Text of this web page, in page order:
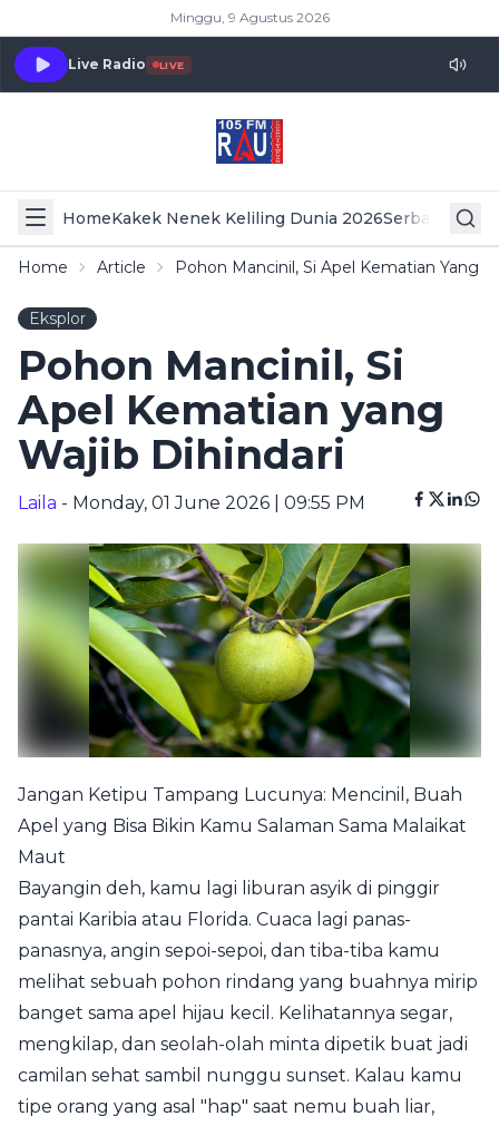
Minggu, 9 Agustus 2026
Live Radio LIVE
HomeKakek Nenek Keliling Dunia 2026Serba Serbi
Home Article Pohon Mancinil, Si Apel Kematian Yang
Eksplor
Pohon Mancinil, Si
Apel Kematian yang
Wajib Dihindari
Laila - Monday, 01 June 2026 | 09:55 PM
Jangan Ketipu Tampang Lucunya: Mencinil, Buah
Apel yang Bisa Bikin Kamu Salaman Sama Malaikat
Maut
Bayangin deh, kamu lagi liburan asyik di pinggir
pantai Karibia atau Florida. Cuaca lagi panas-
panasnya, angin sepoi-sepoi, dan tiba-tiba kamu
melihat sebuah pohon rindang yang buahnya mirip
banget sama apel hijau kecil. Kelihatannya segar,
mengkilap, dan seolah-olah minta dipetik buat jadi
camilan sehat sambil nunggu sunset. Kalau kamu
tipe orang yang asal "hap" saat nemu buah liar,